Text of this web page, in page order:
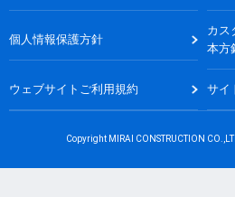
個人情報保護方針
カス
本方
ウェブサイトご利用規約 サイ
Copyright MIRAI CONSTRUCTION